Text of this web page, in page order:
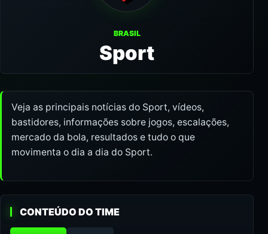
BRASIL
Sport
Veja as principais notícias do Sport, vídeos,
bastidores, informações sobre jogos, escalações,
mercado da bola, resultados e tudo o que
movimenta o dia a dia do Sport.
CONTEÚDO DO TIME